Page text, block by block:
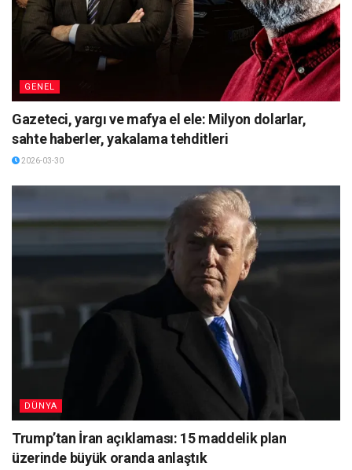
GENEL
Gazeteci, yargı ve mafya el ele: Milyon dolarlar,
sahte haberler, yakalama tehditleri
2026-03-30
DÜNYA
Trump’tan İran açıklaması: 15 maddelik plan
üzerinde büyük oranda anlaştık